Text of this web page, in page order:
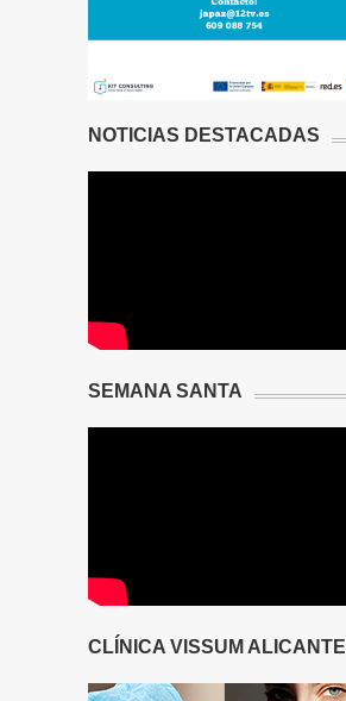
NOTICIAS DESTACADAS
SEMANA SANTA
CLÍNICA VISSUM ALICANTE